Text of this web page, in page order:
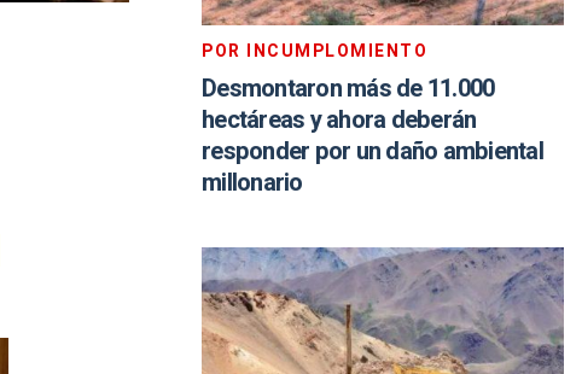
POR INCUMPLOMIENTO
Desmontaron más de 11.000
hectáreas y ahora deberán
responder por un daño ambiental
millonario